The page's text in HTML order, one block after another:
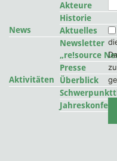
Akteure
Historie
News
Aktuelles
Newsletter
„re!source
Presse
Aktivitäten
Überblick